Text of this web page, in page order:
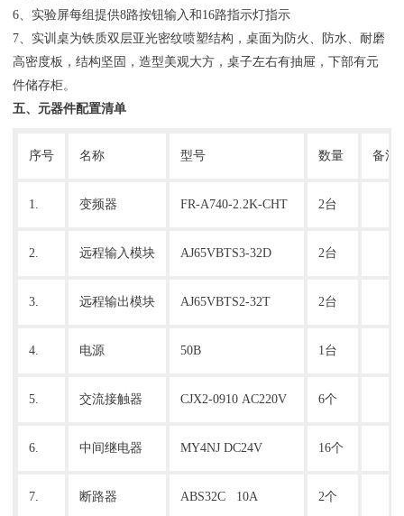
6、实验屏每组提供8路按钮输入和16路指示灯指示
7、实训桌为铁质双层亚光密纹喷塑结构，桌面为防火、防水、耐磨
高密度板，结构坚固，造型美观大方，桌子左右有抽屉，下部有元
件储存柜。
五、元器件配置清单
序号 名称 型号 数量 备注
1. 变频器 FR-A740-2.2K-CHT 2台
2. 远程输入模块 AJ65VBTS3-32D 2台
3. 远程输出模块 AJ65VBTS2-32T 2台
4. 电源 50B 1台
5. 交流接触器 CJX2-0910 AC220V 6个
6. 中间继电器 MY4NJ DC24V 16个
7. 断路器 ABS32C 10A 2个